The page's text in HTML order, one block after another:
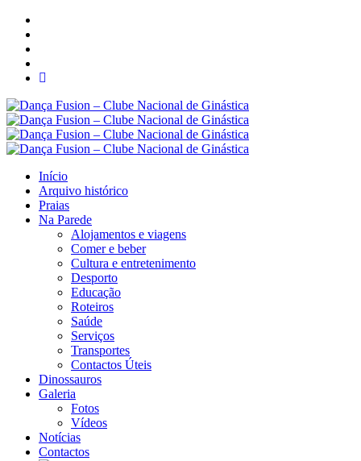
Início
Arquivo histórico
Praias
Na Parede
Alojamentos e viagens
Comer e beber
Cultura e entretenimento
Desporto
Educação
Roteiros
Saúde
Serviços
Transportes
Contactos Úteis
Dinossauros
Galeria
Fotos
Vídeos
Notícias
Contactos